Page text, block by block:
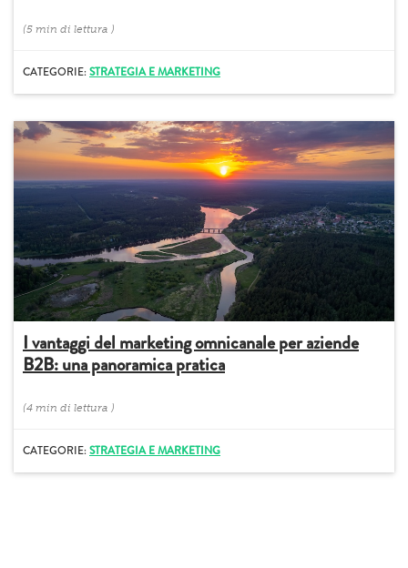
(5 min di lettura )
CATEGORIE:STRATEGIA E MARKETING
I vantaggi del marketing omnicanale per aziende
B2B: una panoramica pratica
(4 min di lettura )
CATEGORIE:STRATEGIA E MARKETING